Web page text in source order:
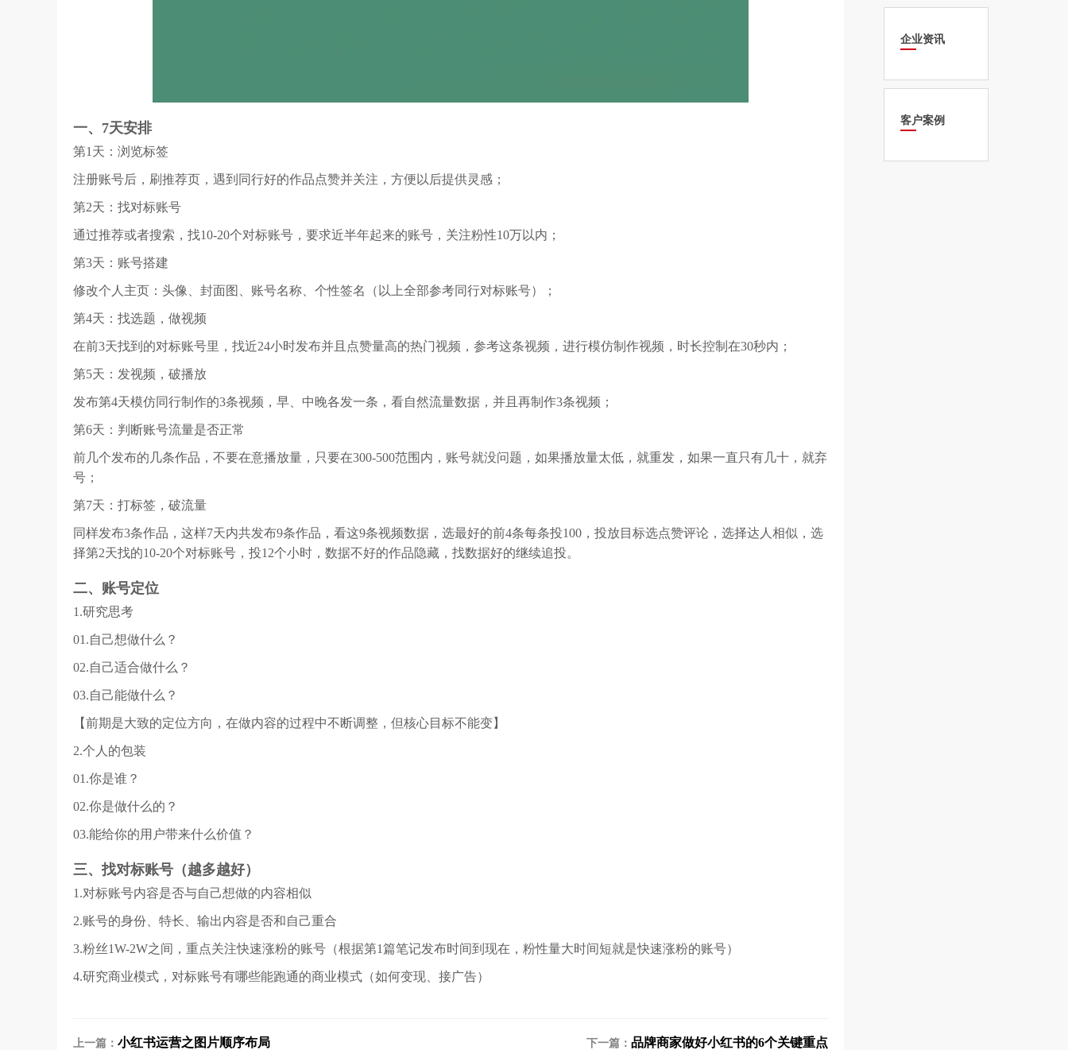
一、7天安排
第1天：浏览标签
注册账号后，刷推荐页，遇到同行好的作品点赞并关注，方便以后提供灵感；
第2天：找对标账号
通过推荐或者搜索，找10-20个对标账号，要求近半年起来的账号，关注粉性10万以内；
第3天：账号搭建
修改个人主页：头像、封面图、账号名称、个性签名（以上全部参考同行对标账号）；
第4天：找选题，做视频
在前3天找到的对标账号里，找近24小时发布并且点赞量高的热门视频，参考这条视频，进行模仿制作视频，时长控制在30秒内；
第5天：发视频，破播放
发布第4天模仿同行制作的3条视频，早、中晚各发一条，看自然流量数据，并且再制作3条视频；
第6天：判断账号流量是否正常
前几个发布的几条作品，不要在意播放量，只要在300-500范围内，账号就没问题，如果播放量太低，就重发，如果一直只有几十，就弃
号；
第7天：打标签，破流量
同样发布3条作品，这样7天内共发布9条作品，看这9条视频数据，选最好的前4条每条投100，投放目标选点赞评论，选择达人相似，选
择第2天找的10-20个对标账号，投12个小时，数据不好的作品隐藏，找数据好的继续追投。
二、账号定位
1.研究思考
01.自己想做什么？
02.自己适合做什么？
03.自己能做什么？
【前期是大致的定位方向，在做内容的过程中不断调整，但核心目标不能变】
2.个人的包装
01.你是谁？
02.你是做什么的？
03.能给你的用户带来什么价值？
三、找对标账号（越多越好）
1.对标账号内容是否与自己想做的内容相似
2.账号的身份、特长、输出内容是否和自己重合
3.粉丝1W-2W之间，重点关注快速涨粉的账号（根据第1篇笔记发布时间到现在，粉性量大时间短就是快速涨粉的账号）
4.研究商业模式，对标账号有哪些能跑通的商业模式（如何变现、接广告）
上一篇： 小红书运营之图片顺序布局 下一篇： 品牌商家做好小红书的6个关键重点
企业资讯
客户案例